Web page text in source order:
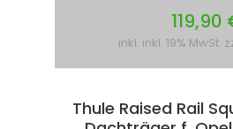
119,90
inkl. inkl. 19% MwSt.
Thule Raised Rail